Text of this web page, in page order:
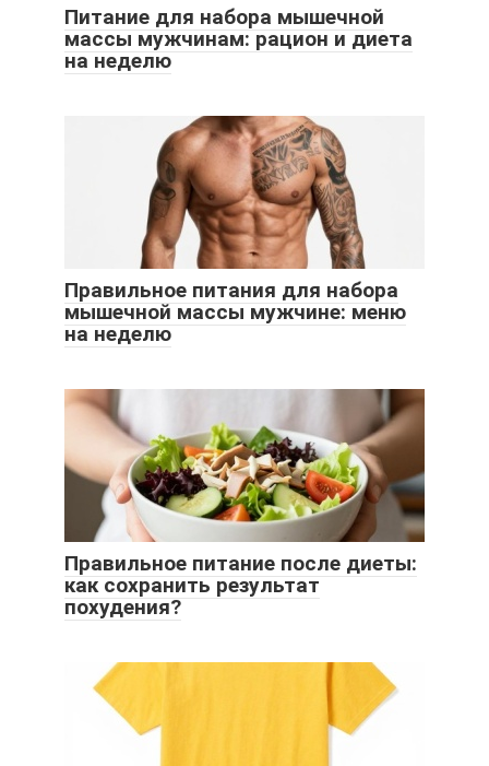
Питание для набора мышечной
массы мужчинам: рацион и диета
на неделю
Правильное питания для набора
мышечной массы мужчине: меню
на неделю
Правильное питание после диеты:
как сохранить результат
похудения?